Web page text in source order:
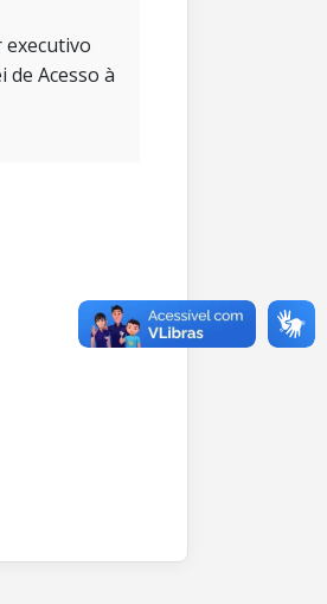
executivo
Acesso à